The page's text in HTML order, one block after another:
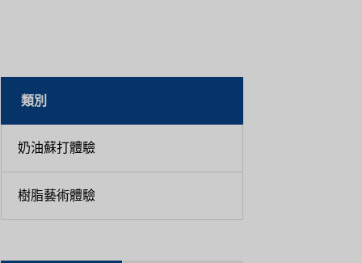
類別
奶油蘇打體驗
樹脂藝術體驗